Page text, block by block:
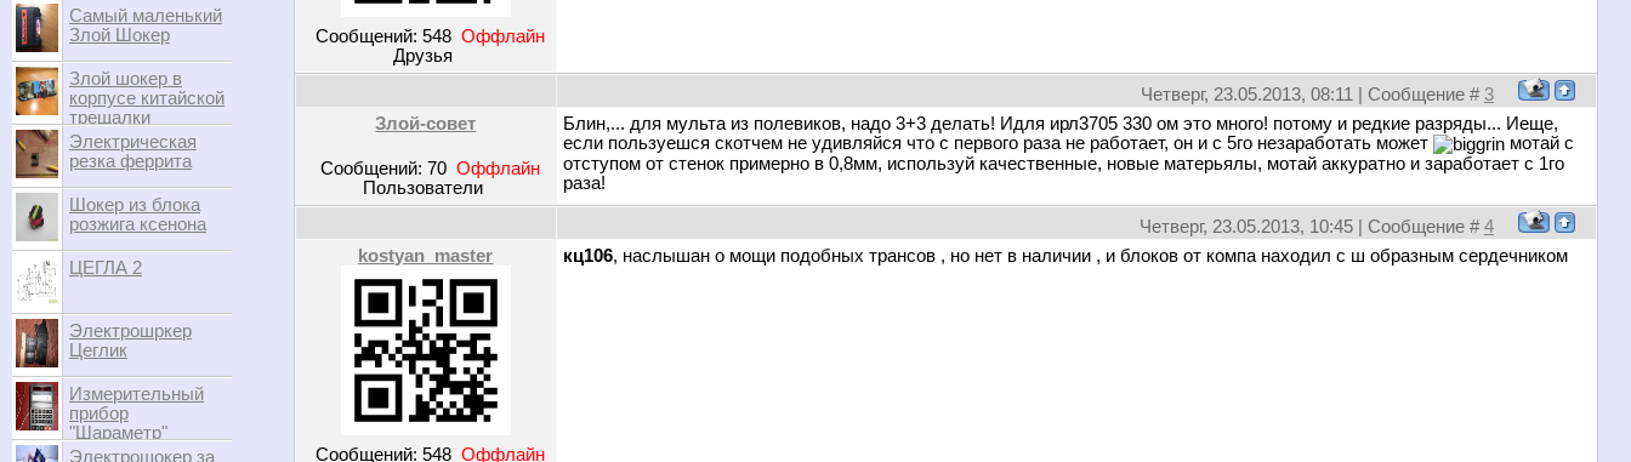
Самый маленький
Злой Шокер
Злой шокер в
корпусе китайской
трещалки
Электрическая
резка феррита
Шокер из блока
розжига ксенона
ЦЕГЛА 2
Электрошркер
Цеглик
Измерительный
прибор
"Шараметр"
Электрошокер за
Сообщений:548 Оффлайн
Друзья
Четверг, 23.05.2013, 08:11 | Сообщение # 3
Злой-совет
Сообщений:70 Оффлайн
Пользователи
Блин,... для мульта из полевиков, надо 3+3 делать! Идля ирл3705 330 ом это много! потому и редкие разряды... Иеще,
если пользуешся скотчем не удивляйся что с первого раза не работает, он и с 5го незаработать может
мотай с
отступом от стенок примерно в 0,8мм, используй качественные, новые матерьялы, мотай аккуратно и заработает с 1го
раза!
Четверг, 23.05.2013, 10:45 | Сообщение #4
kostyan_master
Сообщений:548 Оффлайн
кц106, наслышан о мощи подобных трансов , но нет в наличии , и блоков от компа находил с ш образным сердечником